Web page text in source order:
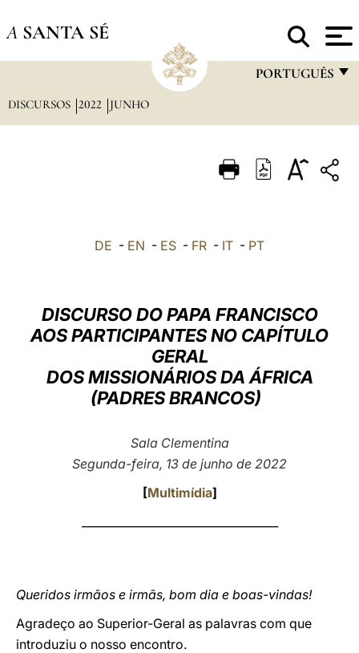
A SANTA SÉ
PORTUGUÊS
ITALIANO
العربيّة
LATINE
DISCURSOS 2022 JUNHO
DE - EN - ES - FR - IT - PT
DISCURSO DO PAPA FRANCISCO
AOS PARTICIPANTES NO CAPÍTULO
GERAL
DOS MISSIONÁRIOS DA ÁFRICA
(PADRES BRANCOS)
Sala Clementina
Segunda-feira, 13 de junho de 2022
[Multimídia]
Queridos irmãos e irmãs, bom dia e boas-vindas!
Agradeço ao Superior-Geral as palavras com que
introduziu o nosso encontro.